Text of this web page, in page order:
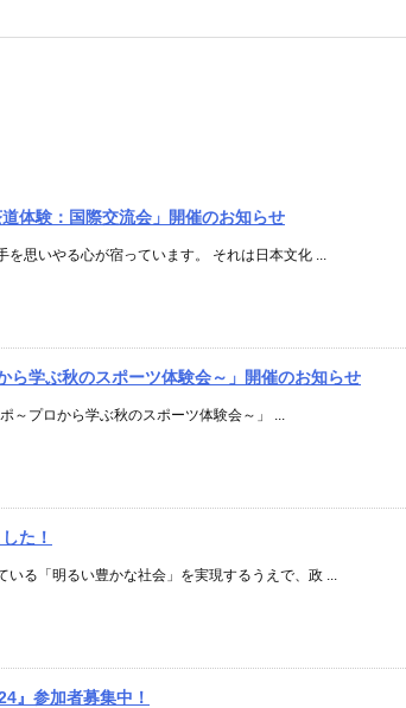
体験：国際交流会」開催のお知らせ
を思いやる心が宿っています。 それは日本文化 ...
ら学ぶ秋のスポーツ体験会～」開催のお知らせ
～プロから学ぶ秋のスポーツ体験会～」 ...
た！
いる「明るい豊かな社会」を実現するうえで、政 ...
』参加者募集中！